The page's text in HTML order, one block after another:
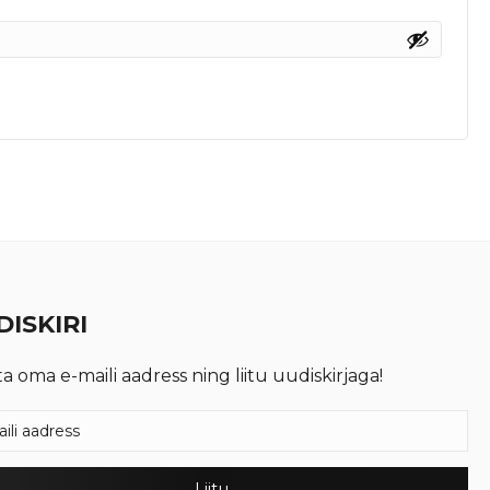
oma e-maili aadress ning liitu uudiskirjaga!